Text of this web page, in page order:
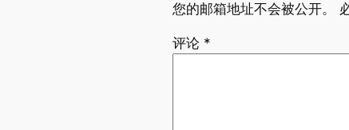
您的邮箱地址不会被公开。
评论 *